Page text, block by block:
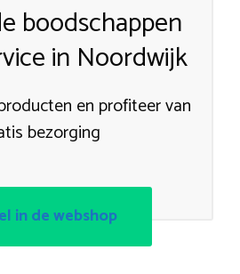
boodschappen
in Noordwijk
en profiteer van
bezorging
in de webshop